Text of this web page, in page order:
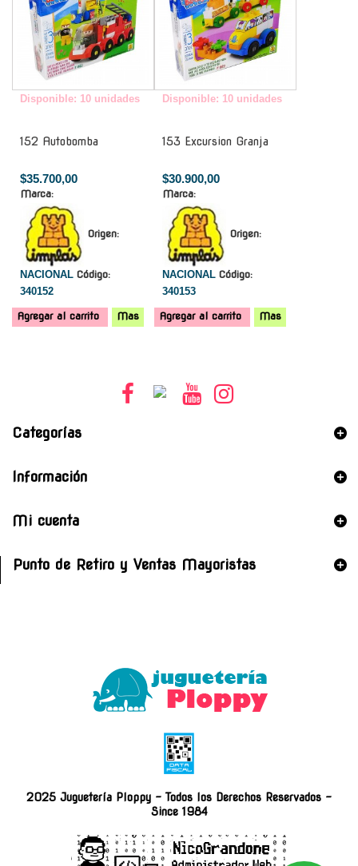
Disponible: 10 unidades
152 Autobomba
$35.700,00
Marca:
Origen:
NACIONAL Código:
340152
Agregar al carrito Mas
Disponible: 10 unidades
153 Excursion Granja
$30.900,00
Marca:
Origen:
NACIONAL Código:
340153
Agregar al carrito Mas
Categorías
Información
Mi cuenta
Punto de Retiro y Ventas Mayoristas
2025 Juguetería Ploppy - Todos los Derechos Reservados -
Since 1984